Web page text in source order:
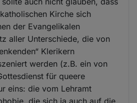
Kirche sich
der Evangelikalen
aller Unterschiede, die von
Klerikern
werden (z.B. ein von
für queere
eins: die vom Lehramt
die sich ja auch auf die